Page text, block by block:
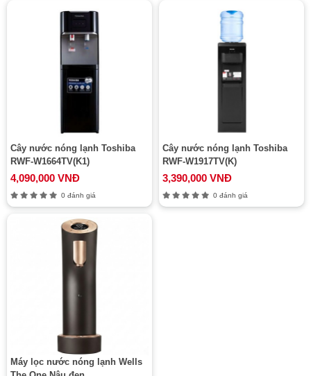
Cây nước nóng lạnh Toshiba
RWF-W1664TV(K1)
4,090,000 VNĐ
0 đánh giá
Cây nước nóng lạnh Toshiba
RWF-W1917TV(K)
3,390,000 VNĐ
0 đánh giá
Máy lọc nước nóng lạnh Wells